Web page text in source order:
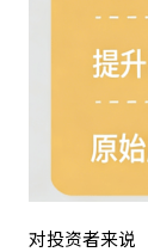
对投资者来说